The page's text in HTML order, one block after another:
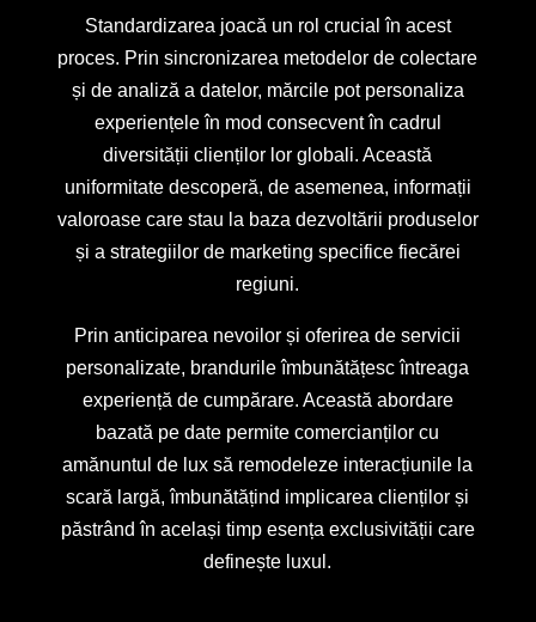
Standardizarea joacă un rol crucial în acest
proces. Prin sincronizarea metodelor de colectare
și de analiză a datelor, mărcile pot personaliza
experiențele în mod consecvent în cadrul
diversității clienților lor globali. Această
uniformitate descoperă, de asemenea, informații
valoroase care stau la baza dezvoltării produselor
și a strategiilor de marketing specifice fiecărei
regiuni.
Prin anticiparea nevoilor și oferirea de servicii
personalizate, brandurile îmbunătățesc întreaga
experiență de cumpărare. Această abordare
bazată pe date permite comercianților cu
amănuntul de lux să remodeleze interacțiunile la
scară largă, îmbunătățind implicarea clienților și
păstrând în același timp esența exclusivității care
definește luxul.